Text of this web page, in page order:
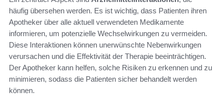
häufig übersehen werden. Es ist wichtig, dass Patienten ihren
Apotheker über alle aktuell verwendeten Medikamente
informieren, um potenzielle Wechselwirkungen zu vermeiden.
Diese Interaktionen können unerwünschte Nebenwirkungen
verursachen und die Effektivität der Therapie beeinträchtigen.
Der Apotheker kann helfen, solche Risiken zu erkennen und zu
minimieren, sodass die Patienten sicher behandelt werden
können.